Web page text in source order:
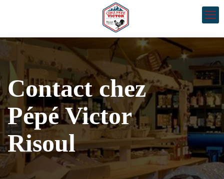
Contact chez
Pépé Victor
Risoul